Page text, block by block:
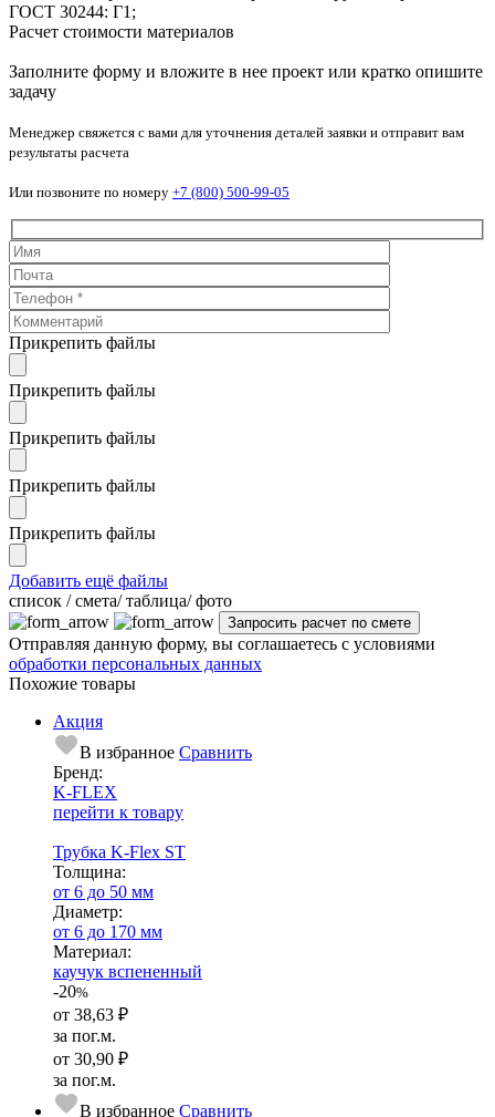
ГОСТ 30244: Г1;
Расчет стоимости материалов
Заполните форму и вложите в нее проект или кратко опишите
задачу
Менеджер свяжется с вами для уточнения деталей заявки и отправит вам
результаты расчета
Или позвоните по номеру +7 (800) 500-99-05
Прикрепить файлы
Прикрепить файлы
Прикрепить файлы
Прикрепить файлы
Прикрепить файлы
Добавить ещё файлы
cписок / смета/ таблица/ фото
Отправляя данную форму, вы соглашаетесь с условиями
обработки персональных данных
Похожие товары
Акция
В избранное Сравнить
Бренд:
K-FLEX
перейти к товару
Трубка K-Flex ST
Тол­щи­на:
от 6 до 50 мм
Диаметр:
от 6 до 170 мм
Ма­­те­­ри­­ал:
каучук вспененный
-20%
от 38,63 ₽
за пог.м.
от 30,90 ₽
за пог.м.
В избранное Сравнить